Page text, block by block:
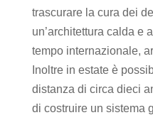
trascurare la cura dei
un’architettura calda e
tempo internazionale,
Inoltre in estate è
distanza di circa dieci
di costruire un sistema